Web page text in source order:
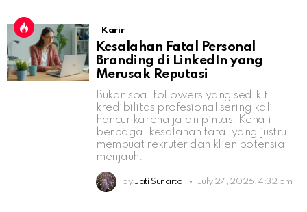
Karir
Kesalahan Fatal Personal
Branding di LinkedIn yang
Merusak Reputasi
Bukan soal followers yang sedikit,
kredibilitas profesional sering kali
hancur karena jalan pintas. Kenali
berbagai kesalahan fatal yang justru
membuat rekruter dan klien potensial
menjauh.
by Jati Sunarto July 27, 2026, 4:32 pm